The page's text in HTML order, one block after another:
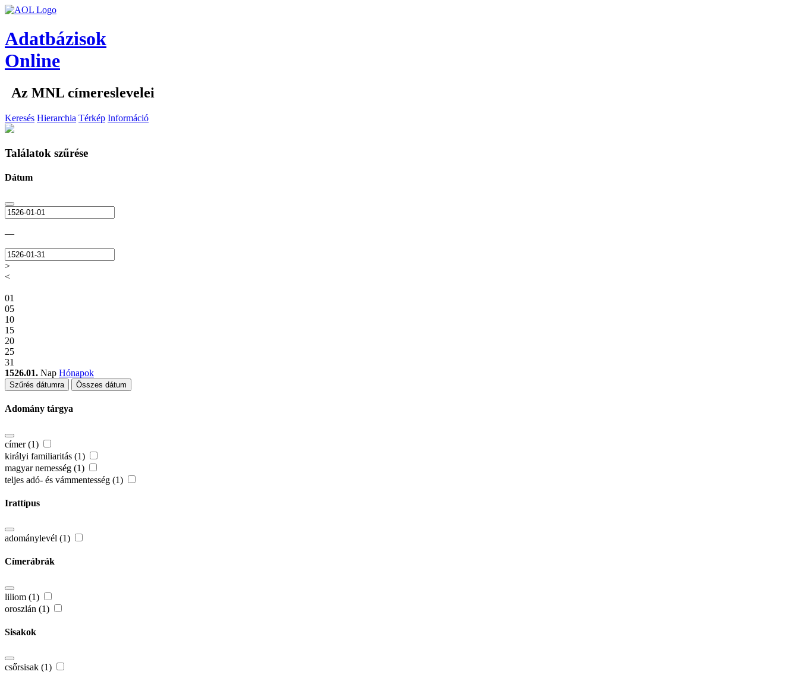
Adatbázisok
Online
Az MNL címereslevelei
Keresés Hierarchia Térkép Információ
Találatok szűrése
Dátum
—
>
<
01
05
10
15
20
25
31
1526.01. Nap Hónapok
Szűrés dátumra Összes dátum
Adomány tárgya
címer (1)
királyi familiaritás (1)
magyar nemesség (1)
teljes adó- és vámmentesség (1)
Irattípus
adománylevél (1)
Címerábrák
liliom (1)
oroszlán (1)
Sisakok
csőrsisak (1)